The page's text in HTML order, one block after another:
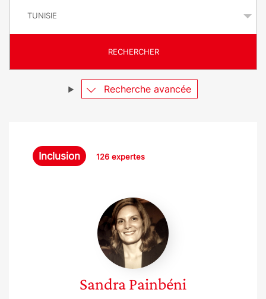
ê
e
RECHERCHER
Recherche avancée
Inclusion 126 expertes
Sandra
Painbéni
SandraPainbéni